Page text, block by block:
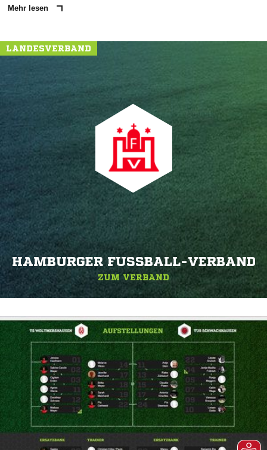
Mehr lesen
LANDESVERBAND
HAMBURGER FUSSBALL-VERBAND
ZUM VERBAND